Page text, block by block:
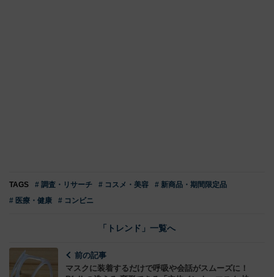
TAGS # 調査・リサーチ # コスメ・美容
# 新商品・期間限定品
# 医療・健康
# コンビニ
「トレンド」一覧へ
前の記事
マスクに装着するだけで呼吸や会話がスムーズに！